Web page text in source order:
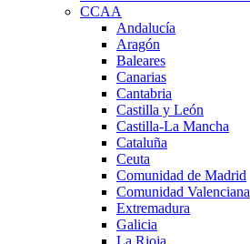
CCAA
Andalucía
Aragón
Baleares
Canarias
Cantabria
Castilla y León
Castilla-La Mancha
Cataluña
Ceuta
Comunidad de Madrid
Comunidad Valenciana
Extremadura
Galicia
La Rioja